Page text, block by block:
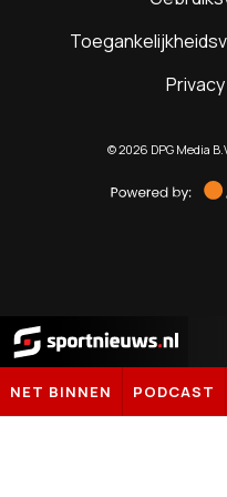
©2026 DPG Media
Sportnieuws.nl
NET BINNEN PODCAST